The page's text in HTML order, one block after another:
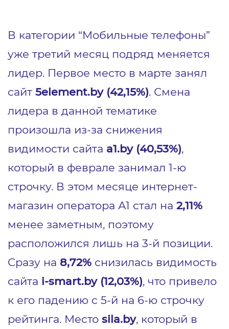
В категории “Мобильные телефоны”
уже третий месяц подряд меняется
лидер. Первое место в марте занял
сайт 5element.by (42,15%). Смена
лидера в данной тематике
произошла из-за снижения
видимости сайта a1.by (40,53%),
который в феврале занимал 1-ю
строчку. В этом месяце интернет-
магазин оператора А1 стал на 2,11%
менее заметным, поэтому
расположился лишь на 3-й позиции.
Сразу на 8,72% снизилась видимость
сайта i-smart.by (12,03%), что привело
к его падению с 5-й на 6-ю строчку
рейтинга. Место sila.by, который в